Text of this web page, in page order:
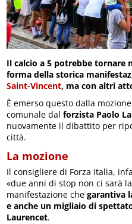
Il calcio a 5 potrebbe tornare
forma della storica
Saint-Vincent, ma con altri
È emerso questo dalla
comunale dalforzista Paolo
nuovamente il dibattito per
città.
La mozione
Il consigliere di Forza Italia,
«due anni di stop non ci sarà
manifestazione chegarantiva
e anche un migliaio di
Laurencet.